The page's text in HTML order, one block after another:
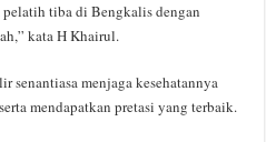
tiba di Bengkalis dengan
kata H Khairul.
senantiasa menjaga kesehatannya
mendapatkan pretasi yang terbaik.